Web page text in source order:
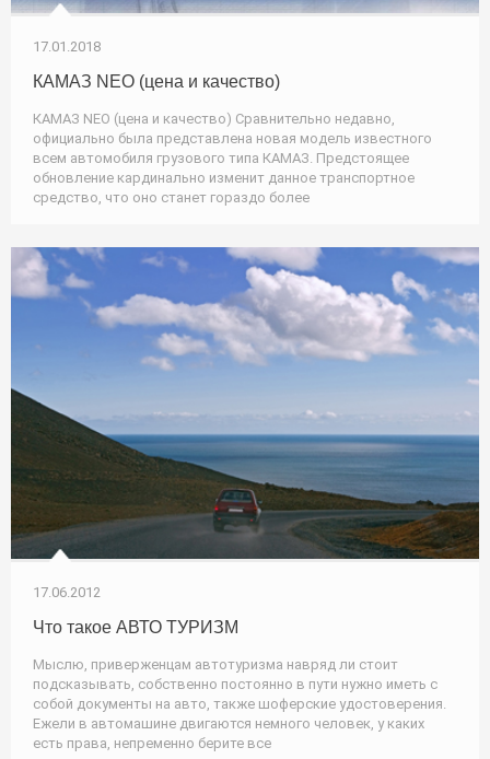
17.01.2018
КАМАЗ NEO (цена и качество)
КАМАЗ NEO (цена и качество) Сравнительно недавно,
официально была представлена новая модель известного
всем автомобиля грузового типа КАМАЗ. Предстоящее
обновление кардинально изменит данное транспортное
средство, что оно станет гораздо более
17.06.2012
Что такое АВТО ТУРИЗМ
Мыслю, приверженцам автотуризма навряд ли стоит
подсказывать, собственно постоянно в пути нужно иметь с
собой документы на авто, также шоферские удостоверения.
Ежели в автомашине двигаются немного человек, у каких
есть права, непременно берите все